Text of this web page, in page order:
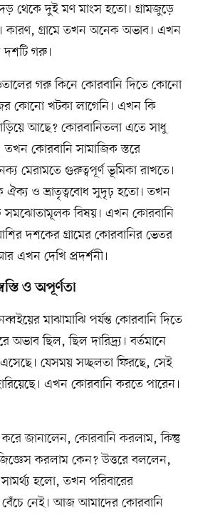
থেকে দুই মণ মাংস হতো। গ্রামজুড়ে
কারণ, গ্রামে তখন অনেক অভাব। এখন
দশটি গরু।
গরু কিনে কোরবানি দিতে কোনো
কোনো খটকা লাগেনি। এখন কি
আছে? কোরবানিতলা এতে সাধু
কোরবানি সামাজিক স্তরে
মেরামতে গুরুত্বপূর্ণ ভূমিকা রাখতে।
ঐক্য ও ভ্রাতৃত্ববোধ সুদৃঢ় হতো। তখন
সমঝোতামূলক বিষয়। এখন কোরবানি
দশকের গ্রামের কোরবানির ভেতর
এখন দেখি প্রদর্শনী।
ও অপূর্ণতা
মাঝামাঝি পর্যন্ত কোরবানি দিতে
অভাব ছিল, ছিল দারিদ্র্য। বর্তমানে
যেসময় সচ্ছলতা ফিরছে, সেই
এখন কোরবানি করতে পারেন।
জানালেন, কোরবানি করলাম, কিন্তু
করলাম কেন? উত্তরে বললেন,
হলো, তখন পরিবারের
নেই। আজ আমাদের কোরবানি